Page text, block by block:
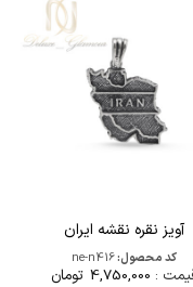
آویز نقره نقشه ایران
کد محصول:ne-n416
:
4,750,000 تومان